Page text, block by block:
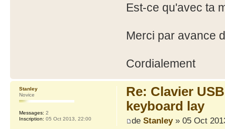
Est-ce qu'avec ta
Merci par avance
Cordialement
Re: Clavier
keyboard lay
de Stanley» 05 Oct
Stanley
Novice
Messages: 2
Inscription: 05 Oct 2013, 22:00